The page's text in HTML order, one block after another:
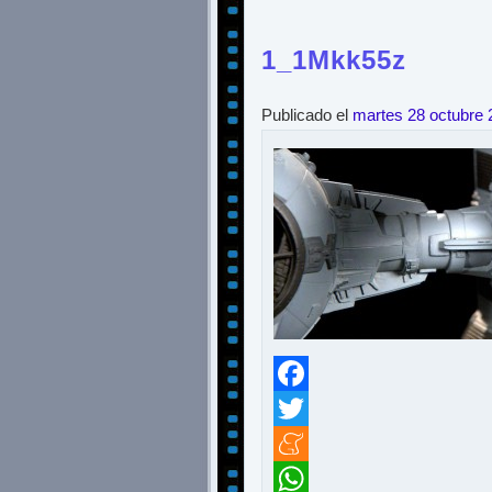
1_1Mkk55z
Publicado el martes 28 octubre
Facebook
Twitter
Meneame